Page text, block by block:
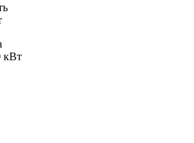
кВт